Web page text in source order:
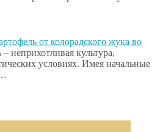
от колорадского жука во
неприхотливая культура,
условиях. Имея начальные